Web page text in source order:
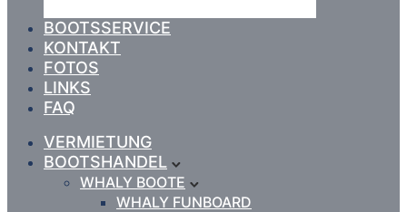
BOOTSSERVICE
KONTAKT
FOTOS
LINKS
FAQ
VERMIETUNG
BOOTSHANDEL
WHALY BOOTE
WHALY FUNBOARD